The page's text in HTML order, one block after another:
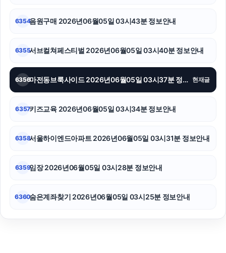
6354음원구매 2026년06월05일 03시43분 정보안내
6355서브컬쳐페스티벌 2026년06월05일 03시40분 정보안내
6356 마전동브룩사이드 2026년06월05일 03시37분 정보안내 현재글
6357키즈교육 2026년06월05일 03시34분 정보안내
6358서울하이엔드아파트 2026년06월05일 03시31분 정보안내
6359임장 2026년06월05일 03시28분 정보안내
6360숨은계좌찾기 2026년06월05일 03시25분 정보안내